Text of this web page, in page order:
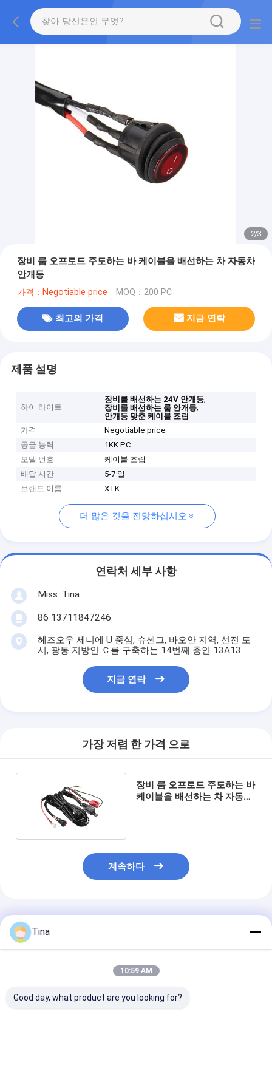
2/3
장비 룸 오프로드 주도하는 바 케이블을 배선하는 차 자동차
안개등
가격：Negotiable price MOQ：200 PC
최고의 가격 지금 연락
제품 설명
하이 라이트
장비를 배선하는 24V 안개등,
장비를 배선하는 룸 안개등,
안개등 맞춘 케이블 조립
가격
Negotiable price
공급 능력
1KK PC
모델 번호
케이블 조립
배달 시간
5-7 일
브랜드 이름
XTK
더 많은 것을 전망하십시오
연락처 세부 사항
Miss. Tina
86 13711847246
헤즈오우 세니에 U 중심, 슈셴그, 바오안 지역, 선전 도
시, 광동 지방인 Ｃ를 구축하는 14번째 층인 13A13.
지금 연락
가장 저렴 한 가격 으로
장비 룸 오프로드 주도하는 바
케이블을 배선하는 차 자동차
계속하다
추천된 제품
Tina
10:59 AM
Good day, what product are you looking for?